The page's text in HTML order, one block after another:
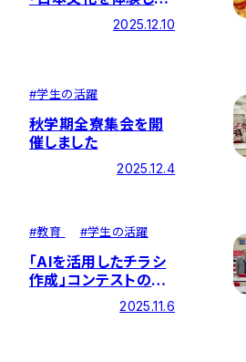
う！お作法実践」セミナ
ーを開催しました
2025.12.10
#学生の活躍
秋学期全寮集会を開
催しました
2025.12.4
#教育 #学生の活躍
「AIを活用したチラシ
作成」コンテストの表
2025.11.6